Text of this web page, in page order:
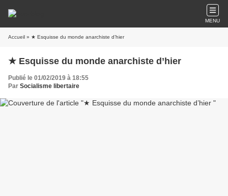
MENU
Accueil » ★ Esquisse du monde anarchiste d’hier
★ Esquisse du monde anarchiste d’hier
Publié le 01/02/2019 à 18:55
Par Socialisme libertaire